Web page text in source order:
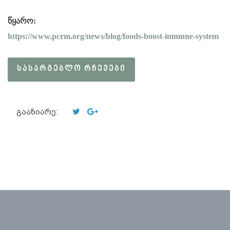
წყარო:
https://www.pcrm.org/news/blog/foods-boost-immune-system
ᲡᲐᲡᲐᲠᲒᲔᲑᲚᲝ ᲠᲩᲔᲕᲔᲑᲘ
გააზიარე: